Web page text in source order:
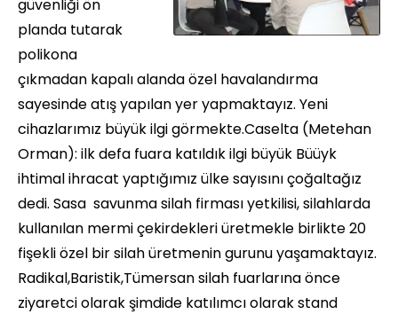
güvenliği ön
planda tutarak
polikona
çıkmadan kapalı alanda özel havalandırma
sayesinde atış yapılan yer yapmaktayız. Yeni
cihazlarımız büyük ilgi görmekte.Caselta (Metehan
Orman): ilk defa fuara katıldık ilgi büyük Büüyk
ihtimal ihracat yaptığımız ülke sayısını çoğaltağız
dedi. Sasa savunma silah firması yetkilisi, silahlarda
kullanılan mermi çekirdekleri üretmekle birlikte 20
fişekli özel bir silah üretmenin gurunu yaşamaktayız.
Radikal,Baristik,Tümersan silah fuarlarına önce
ziyaretci olarak şimdide katılımcı olarak stand